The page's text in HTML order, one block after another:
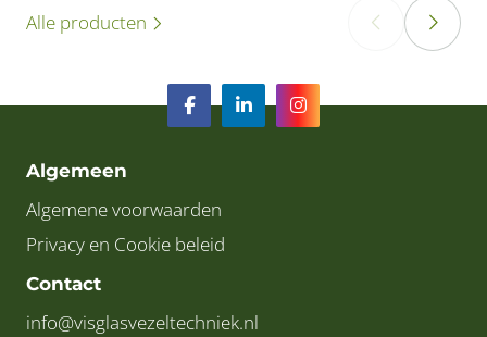
Alle producten ‹ ›
Algemeen
Algemene voorwaarden
Privacy en Cookie beleid
Contact
info@visglasvezeltechniek.nl